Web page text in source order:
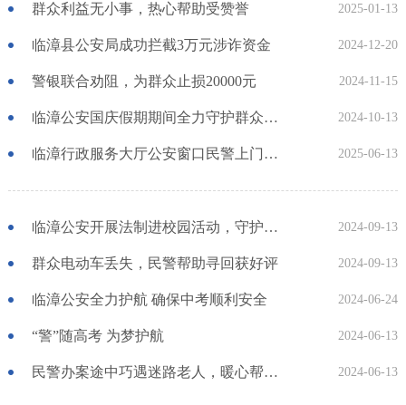
群众利益无小事，热心帮助受赞誉 2025-01-13
临漳县公安局成功拦截3万元涉诈资金 2024-12-20
警银联合劝阻，为群众止损20000元 2024-11-15
临漳公安国庆假期期间全力守护群众平安 2024-10-13
临漳行政服务大厅公安窗口民警上门办证暖民心 2025-06-13
临漳公安开展法制进校园活动，守护校园平安 2024-09-13
群众电动车丢失，民警帮助寻回获好评 2024-09-13
临漳公安全力护航 确保中考顺利安全 2024-06-24
“警”随高考 为梦护航 2024-06-13
民警办案途中巧遇迷路老人，暖心帮忙助其安全回家 2024-06-13